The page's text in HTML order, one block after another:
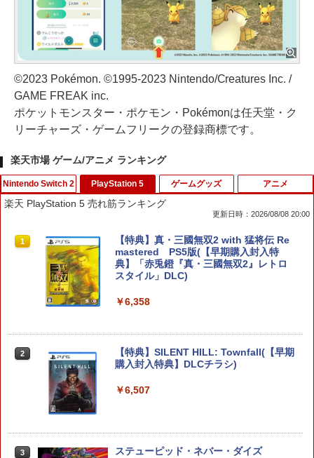
©2023 Pokémon. ©1995-2023 Nintendo/Creatures Inc. /
GAME FREAK inc.
ポケットモンスター・ポケモン・Pokémonは任天堂・ク
リーチャーズ・ゲームフリークの登録商標です。
楽天市場 ゲーム/アニメ ランキング
Nintendo Switch 2
1
【中古】Nintendo Switch2ソフト マリ
オテニス フィーバー【一宮店】
￥6,900
レンジャー Switch2版(【早期購入封入
特典】プレオーダーパック＋「デジモン
3
桃太郎電鉄2 〜あなたの町も きっとあ
PlayStation 5
楽天 PlayStation 5 売れ筋ランキング
更新日時：2026/08/08 20:00
1
【特典】真・三國無双2 with 猛将伝 Re
mastered PS5版(【早期購入封入特
典】「赤兎鐙『真・三國無双2』レトロ
スタイル」DLC)
￥6,358
2
【特典】SILENT HILL: Townfall(【早期
購入封入特典】DLCチラシ)
￥6,507
3 ステューピッド・ネバー・ダイズ
ゲームグッズ アニメ